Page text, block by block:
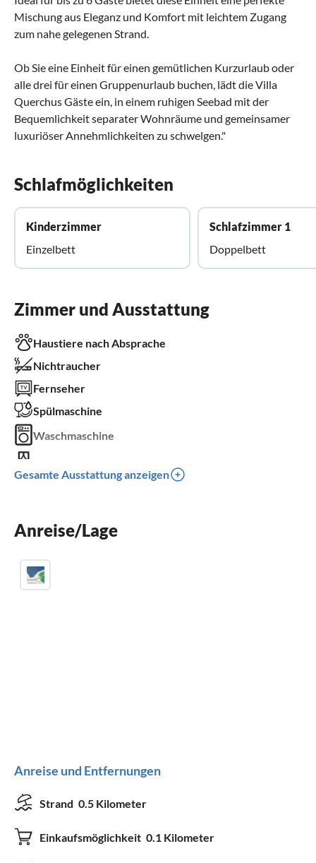
Mischung aus Eleganz und Komfort mit leichtem Zugang
zum nahe gelegenen Strand.
Ob Sie eine Einheit für einen gemütlichen Kurzurlaub oder
alle drei für einen Gruppenurlaub buchen, lädt die Villa
Querchus Gäste ein, in einem ruhigen Seebad mit der
Bequemlichkeit separater Wohnräume und gemeinsamer
luxuriöser Annehmlichkeiten zu schwelgen."
Schlafmöglichkeiten
Kinderzimmer
Einzelbett
Schlafzimmer 1
Doppelbett
Zimmer und Ausstattung
Haustiere nach Absprache
Nichtraucher
Fernseher
Spülmaschine
Waschmaschine
Kinder willkommen
Gesamte Ausstattung anzeigen
Anreise/Lage
Anreise und Entfernungen
Strand 0.5 Kilometer
Einkaufsmöglichkeit 0.1 Kilometer